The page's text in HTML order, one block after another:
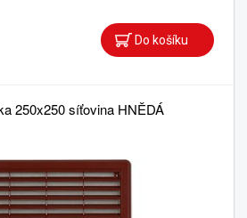
250x250 síťovina HNĚDÁ